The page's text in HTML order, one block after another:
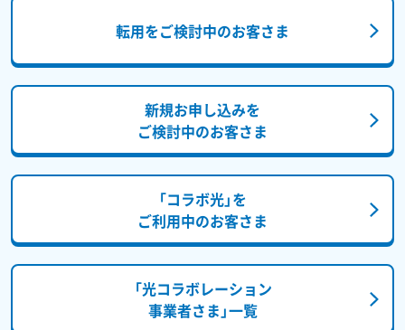
転用をご検討中のお客さま
新規お申し込みを
ご検討中のお客さま
「コラボ光」を
ご利用中のお客さま
「光コラボレーション
事業者さま」一覧